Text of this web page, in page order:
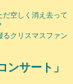
だ空しく消え去って
クリスマスファン
ンサート」